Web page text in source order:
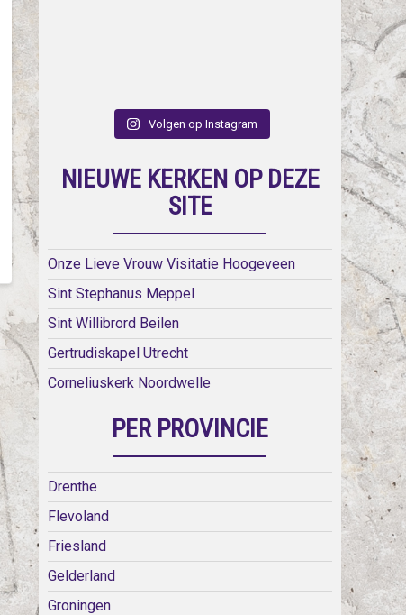
Volgen op Instagram
NIEUWE KERKEN OP DEZE
SITE
Onze Lieve Vrouw Visitatie Hoogeveen
Sint Stephanus Meppel
Sint Willibrord Beilen
Gertrudiskapel Utrecht
Corneliuskerk Noordwelle
PER PROVINCIE
Drenthe
Flevoland
Friesland
Gelderland
Groningen